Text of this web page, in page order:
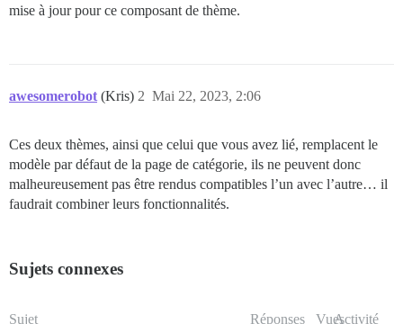
mise à jour pour ce composant de thème.
awesomerobot (Kris) Mai 22, 2023, 2:06
2
Ces deux thèmes, ainsi que celui que vous avez lié, remplacent le
modèle par défaut de la page de catégorie, ils ne peuvent donc
malheureusement pas être rendus compatibles l’un avec l’autre… il
faudrait combiner leurs fonctionnalités.
Sujets connexes
Sujet Réponses VuesActivité